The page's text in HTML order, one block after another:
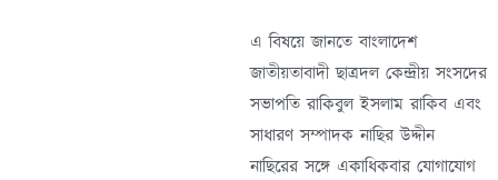
এ বিষয়ে জানতে বাংলাদেশ
জাতীয়তাবাদী ছাত্রদল কেন্দ্রীয় সংসদের
সভাপতি রাকিবুল ইসলাম রাকিব এবং
সাধারণ সম্পাদক নাছির উদ্দীন
নাছিরের সঙ্গে একাধিকবার যোগাযোগ